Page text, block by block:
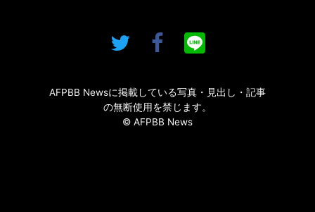
AFPBB Newsに掲載している写真・見出し・記事
の無断使用を禁じます。
© AFPBB News